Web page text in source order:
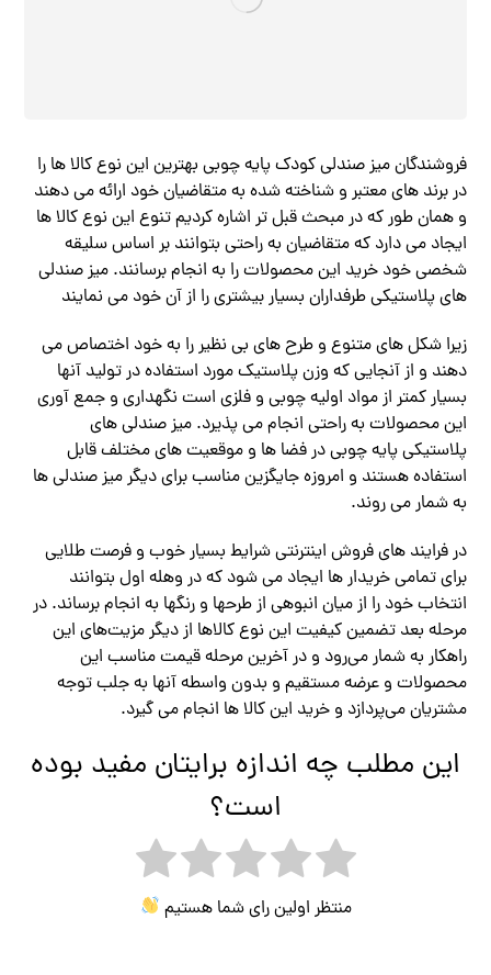
فروشندگان میز صندلی کودک پایه چوبی بهترین این نوع کالا ها را
در برند های معتبر و شناخته شده به متقاضیان خود ارائه می دهند
و همان طور که در مبحث قبل تر اشاره کردیم تنوع این نوع کالا ها
ایجاد می دارد که متقاضیان به راحتی بتوانند بر اساس سلیقه
شخصی خود خرید این محصولات را به انجام برسانند. میز صندلی
های پلاستیکی طرفداران بسیار بیشتری را از آن خود می نمایند
زیرا شکل های متنوع و طرح های بی نظیر را به خود اختصاص می
دهند و از آنجایی که وزن پلاستیک مورد استفاده در تولید آنها
بسیار کمتر از مواد اولیه چوبی و فلزی است نگهداری و جمع آوری
این محصولات به راحتی انجام می پذیرد. میز صندلی های
پلاستیکی پایه چوبی در فضا ها و موقعیت‌ های مختلف قابل
استفاده هستند و امروزه جایگزین مناسب برای دیگر میز صندلی ها
به شمار می روند.
در فرایند های فروش اینترنتی شرایط بسیار خوب و فرصت طلایی
برای تمامی خریدار ها ایجاد می‌ شود که در وهله اول بتوانند
انتخاب خود را از میان انبوهی از طرحها و رنگها به انجام برساند. در
مرحله بعد تضمین کیفیت این نوع کالاها از دیگر مزیت‌های این
راهکار به شمار می‌رود و در آخرین مرحله قیمت مناسب این
محصولات و عرضه مستقیم و بدون واسطه آنها به جلب توجه
مشتریان می‌پردازد و خرید این کالا ها انجام می گیرد.
این مطلب چه اندازه برایتان مفید بوده
است؟
منتظر اولین رای شما هستیم